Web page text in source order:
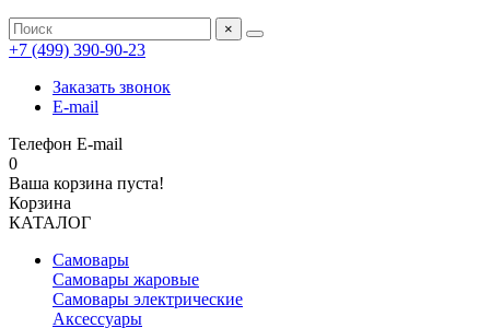
×
+7 (499) 390‑90‑23
Заказать звонок
E-mail
Телефон E-mail
0
Ваша корзина пуста!
Корзина
КАТАЛОГ
Самовары
Самовары жаровые
Самовары электрические
Аксессуары